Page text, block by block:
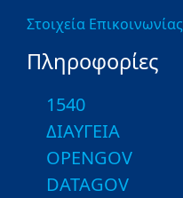
Στοιχεία Επικοινωνίας
Πληροφορίες
1540
ΔΙΑΥΓΕΙΑ
OPENGOV
DATAGOV